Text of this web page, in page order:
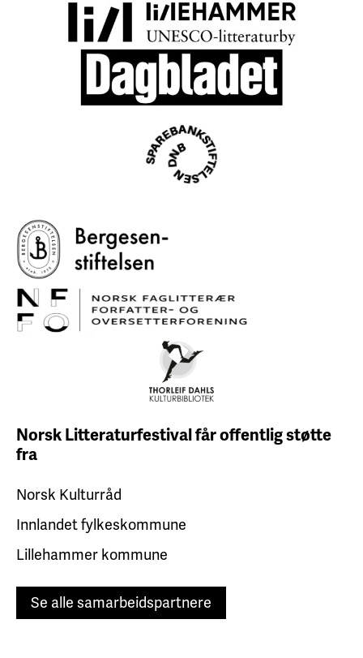
Norsk Litteraturfestival fåroffentlig støtte
fra
Norsk Kulturråd
Innlandet fylkeskommune
Lillehammer kommune
Se alle samarbeidspartnere